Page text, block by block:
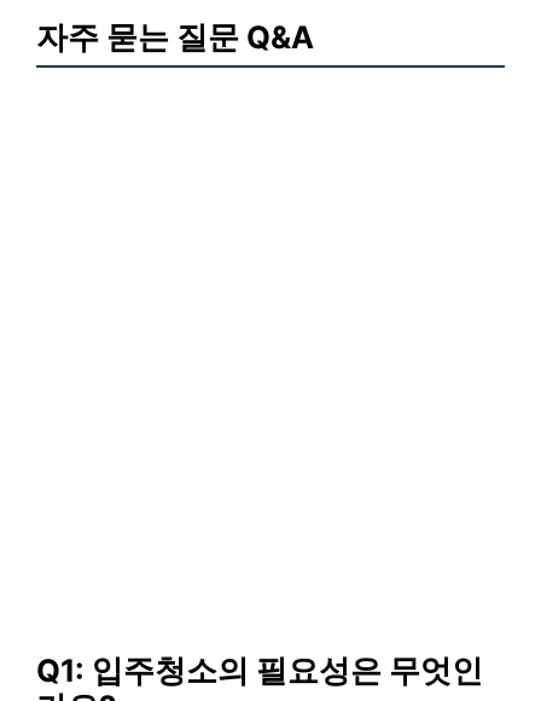
자주 묻는 질문 Q&A
Q1: 입주청소의 필요성은 무엇인